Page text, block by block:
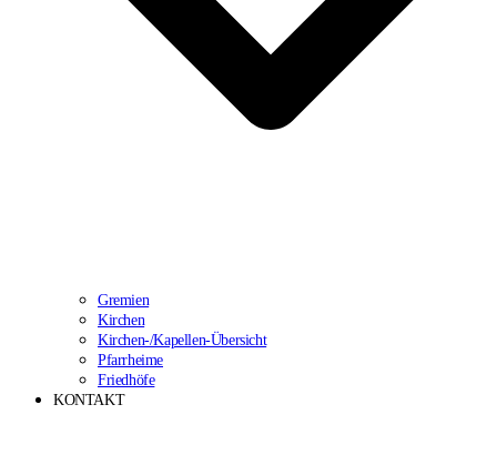
Gremien
Kirchen
Kirchen-/Kapellen-Übersicht
Pfarrheime
Friedhöfe
KONTAKT